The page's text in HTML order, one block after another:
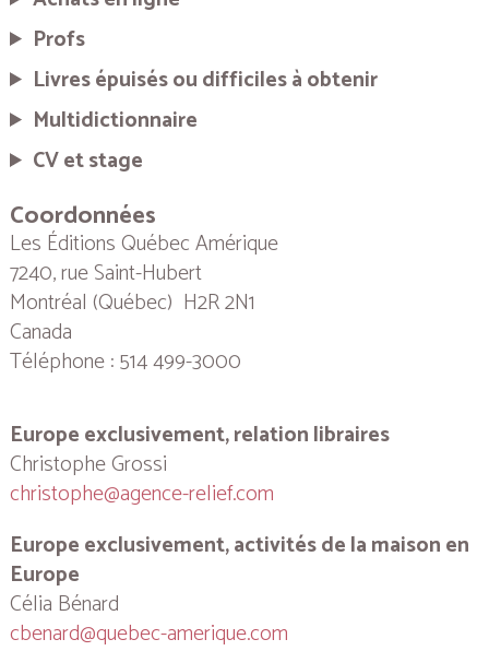
Profs
Livres épuisés ou difficiles à obtenir
Multidictionnaire
CV et stage
Coordonnées
Les Éditions Québec Amérique
7240, rue Saint-Hubert
Montréal (Québec) H2R 2N1
Canada
Téléphone : 514 499-3000
Europe exclusivement, relation libraires
Christophe Grossi
christophe@agence-relief.com
Europe exclusivement, activités de la maison en
Europe
Célia Bénard
cbenard@quebec-amerique.com